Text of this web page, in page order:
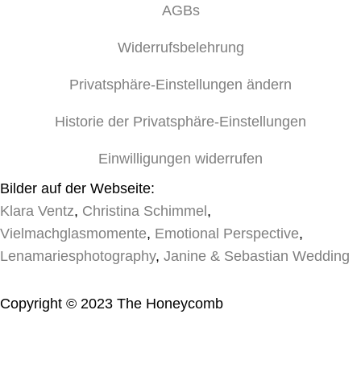
AGBs
Widerrufsbelehrung
Privatsphäre-Einstellungen ändern
Historie der Privatsphäre-Einstellungen
Einwilligungen widerrufen
Bilder auf der Webseite:
Klara Ventz, Christina Schimmel,
Vielmachglasmomente, Emotional Perspective,
Lenamariesphotography, Janine & Sebastian Wedding
Copyright © 2023 The Honeycomb